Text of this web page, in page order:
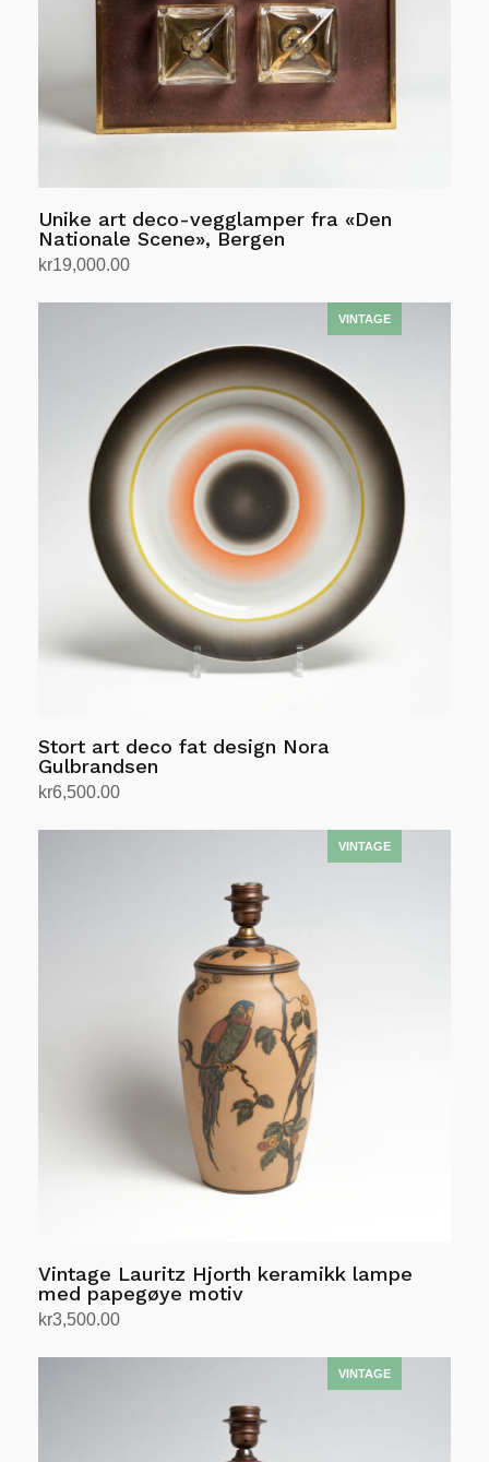
Unike art deco-vegglamper fra «Den
Nationale Scene», Bergen
kr19,000.00
Stort art deco fat design Nora
Gulbrandsen
kr6,500.00
Vintage Lauritz Hjorth keramikk lampe
med papegøye motiv
kr3,500.00